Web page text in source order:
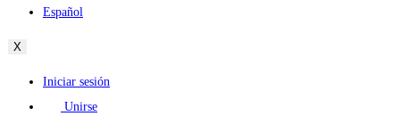
Español
X
Iniciar sesión
Unirse